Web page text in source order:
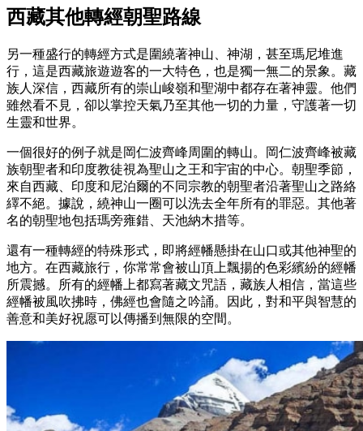
西藏其他轉經朝聖路線
另一種盛行的轉經方式是圍繞著神山、神湖，甚至瑪尼堆進
行，這是西藏旅遊遊客的一大特色，也是獨一無二的景象。藏
族人深信，西藏所有的崇山峻嶺和聖湖中都存在著神靈。他們
雖然看不見，卻以掌控天氣乃至其他一切的力量，守護著一切
生靈和世界。
一個很好的例子就是岡仁波齊峰周圍的轉山。岡仁波齊峰被藏
族朝聖者和印度教徒視為聖山之王和宇宙的中心。朝聖季節，
來自西藏、印度和尼泊爾的不同宗教的朝聖者沿著聖山之路絡
繹不絕。據說，繞神山一圈可以洗去全年所有的罪惡。其他著
名的朝聖地包括瑪旁雍錯、天池納木措等。
還有一種轉經的特殊形式，即將經幡懸掛在山口或其他神聖的
地方。在西藏旅行，你常常會被山頂上飄揚的色彩繽紛的經幡
所震撼。所有的經幡上都寫著藏文咒語，藏族人相信，當這些
經幡被風吹拂時，佛經也會隨之吟誦。因此，對和平與智慧的
善意和美好祝愿可以傳播到無限的空間。